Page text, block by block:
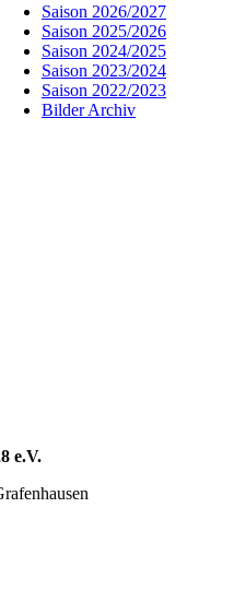
Saison 2026/2027
Saison 2025/2026
Saison 2024/2025
Saison 2023/2024
Saison 2022/2023
Bilder Archiv
e.V.